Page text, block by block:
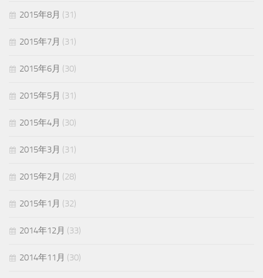
2015年8月 (31)
2015年7月 (31)
2015年6月 (30)
2015年5月 (31)
2015年4月 (30)
2015年3月 (31)
2015年2月 (28)
2015年1月 (32)
2014年12月 (33)
2014年11月 (30)